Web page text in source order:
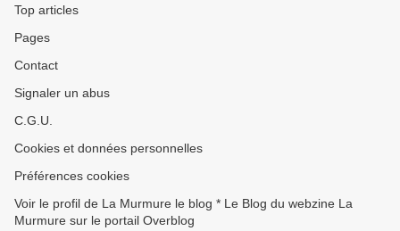
Top articles
Pages
Contact
Signaler un abus
C.G.U.
Cookies et données personnelles
Préférences cookies
Voir le profil de La Murmure le blog * Le Blog du webzine La
Murmure sur le portail Overblog